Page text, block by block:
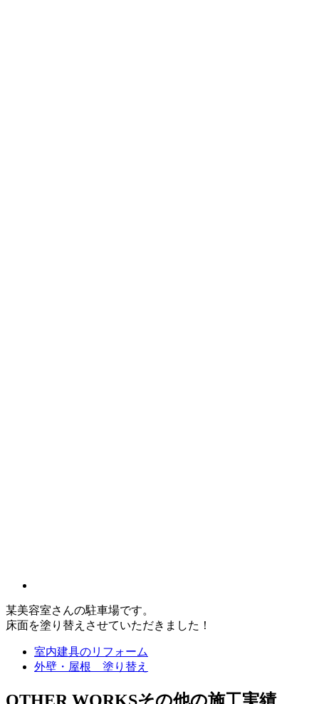
某美容室さんの駐車場です。
床面を塗り替えさせていただきました！
室内建具のリフォーム
外壁・屋根 塗り替え
OTHER WORKSその他の施工実績